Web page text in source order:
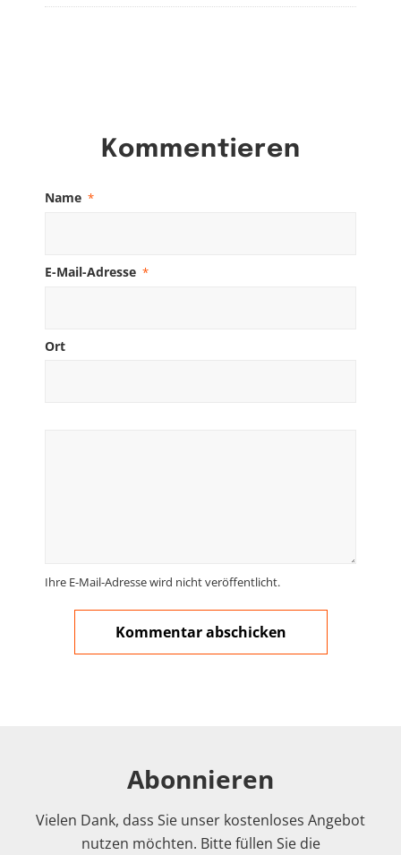
Kommentieren
Name *
E-Mail-Adresse *
Ort
Ihre E-Mail-Adresse wird nicht veröffentlicht.
Abonnieren
Vielen Dank, dass Sie unser kostenloses Angebot
nutzen möchten. Bitte füllen Sie die